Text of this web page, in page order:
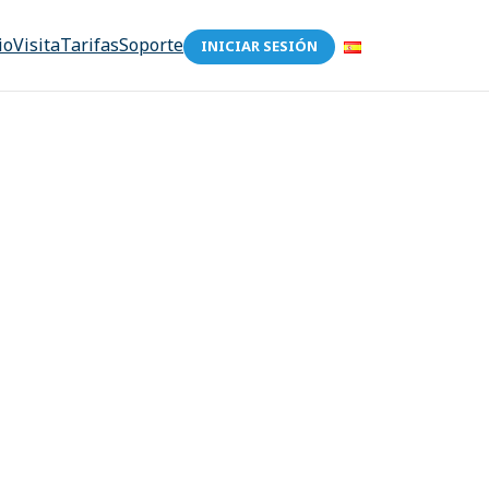
VisitaTarifasSoporte INICIAR SESIÓN